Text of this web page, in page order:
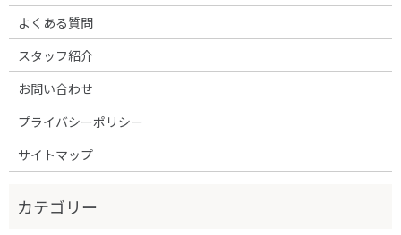
よくある質問
スタッフ紹介
お問い合わせ
プライバシーポリシー
サイトマップ